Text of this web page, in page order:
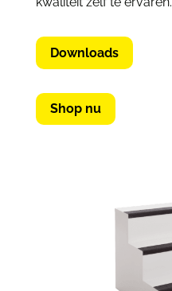
Downloads
Shop nu